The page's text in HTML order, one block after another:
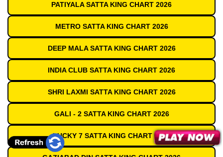
PATIYALA SATTA KING CHART 2026
METRO SATTA KING CHART 2026
DEEP MALA SATTA KING CHART 2026
INDIA CLUB SATTA KING CHART 2026
SHRI LAXMI SATTA KING CHART 2026
GALI - 2 SATTA KING CHART 2026
LUCKY 7 SATTA KING CHART 2026